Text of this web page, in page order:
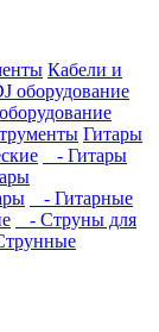
Кабели и
оборудование
Гитары
- Гитары
- Гитарные
- Струны для